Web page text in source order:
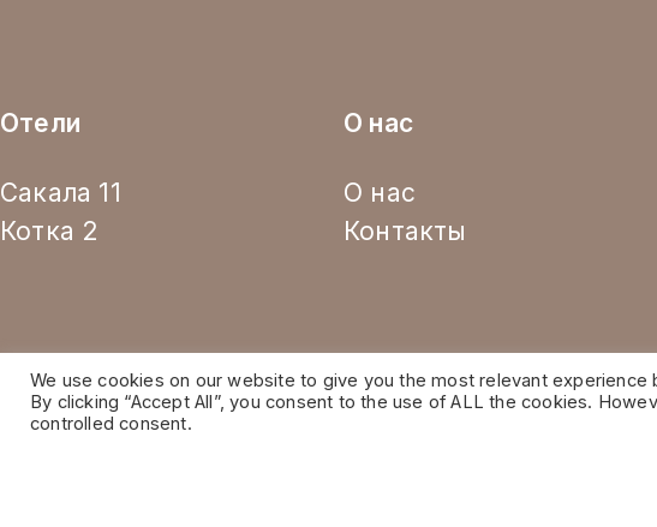
Отели
Сакала 11
Котка 2
О нас
О нас
Контакты
We use cookies on our website to give you the most relevant
By clicking “Accept All”, you consent to the use of ALL the cookies.
controlled consent.